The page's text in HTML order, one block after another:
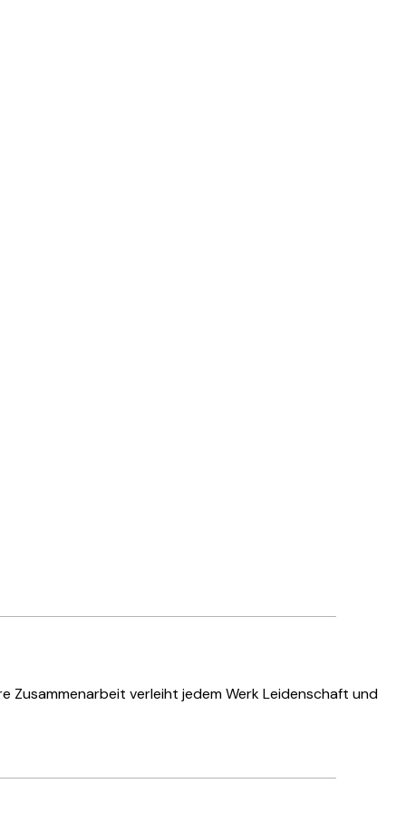
Zusammenarbeit verleiht jedem Werk Leidenschaft und